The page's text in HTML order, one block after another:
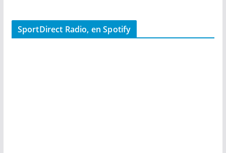
SportDirect Radio, en Spotify